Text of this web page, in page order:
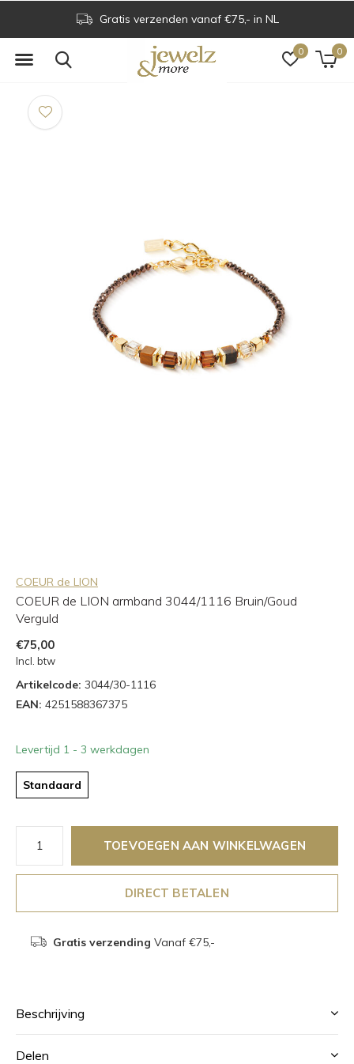
0 0
Gratis verzenden vanaf €75,- in NL
COEUR de LION
COEUR de LION armband 3044/1116 Bruin/Goud
Verguld
€75,00
Incl. btw
Artikelcode: 3044/30-1116
EAN: 4251588367375
Levertijd 1 - 3 werkdagen
Standaard
TOEVOEGEN AAN WINKELWAGEN
DIRECT BETALEN
Gratis verzending Vanaf €75,-
Beschrijving
Delen